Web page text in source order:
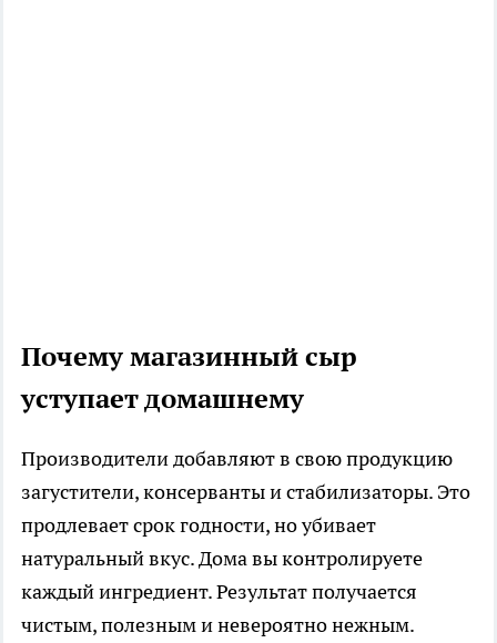
Почему магазинный сыр
уступает домашнему
Производители добавляют в свою продукцию
загустители, консерванты и стабилизаторы. Это
продлевает срок годности, но убивает
натуральный вкус. Дома вы контролируете
каждый ингредиент. Результат получается
чистым, полезным и невероятно нежным.